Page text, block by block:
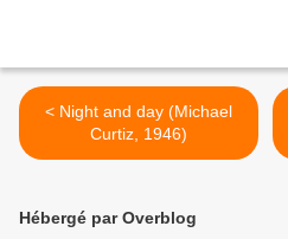
< Night and day (Michael
Curtiz, 1946)
Hébergé par Overblog